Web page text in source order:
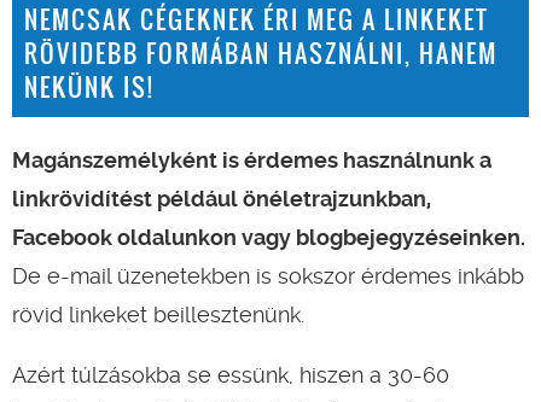
NEMCSAK CÉGEKNEK ÉRI MEG A LINKEKET
RÖVIDEBB FORMÁBAN HASZNÁLNI, HANEM
NEKÜNK IS!
Magánszemélyként is érdemes használnunk a
linkrövidítést például önéletrajzunkban,
Facebook oldalunkon vagy blogbejegyzéseinken.
De e-mail üzenetekben is sokszor érdemes inkább
rövid linkeket beillesztenünk.
Azért túlzásokba se essünk, hiszen a 30-60